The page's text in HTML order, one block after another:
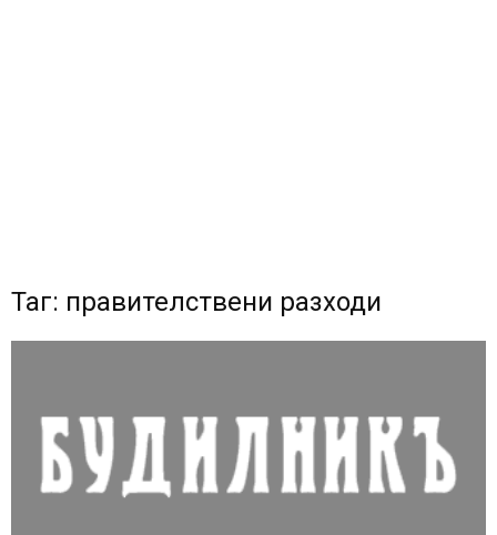
Таг: правителствени разходи